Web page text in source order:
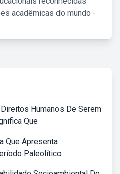
acadêmicas do mundo -
Humanos De Serem
Que
Que Apresenta
Paleolítico